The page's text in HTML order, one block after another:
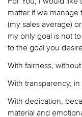
matter if we
(my sales average)
my only goal is not
to the goal you
With fairness,
With transparency,
With dedication,
material and